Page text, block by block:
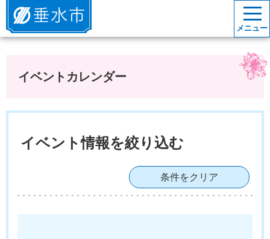
垂水市
メニュー
イベントカレンダー
イベント情報を絞り込む
条件をクリア